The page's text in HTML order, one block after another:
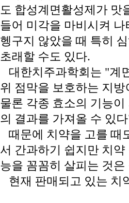
도 합성계면활성제가 맛
들어 미각을 마비시켜
헹구지 않았을 때 특히
초래할 수도 있다.
대한치주과학회는 "계
위 점막을 보호하는 지
물론 각종 효소의 기능
의 결과를 가져올 수 있
때문에 치약을 고를 때
서 간과하기 쉽지만 치
능을 꼼꼼히 살피는 것은
현재 판매되고 있는 치